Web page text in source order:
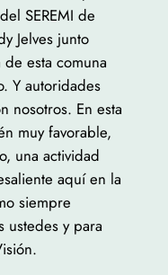
SEREMI de
Jelves junto
esta comuna
Y autoridades
nosotros. En esta
muy favorable,
una actividad
aquí en la
siempre
ustedes y para